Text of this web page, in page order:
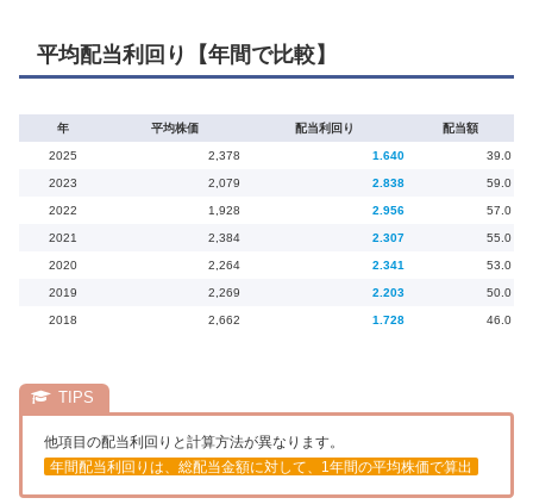
平均配当利回り【年間で比較】
年 平均株価 配当利回り 配当額
2025 2,378 1.640 39.0
2023 2,079 2.838 59.0
2022 1,928 2.956 57.0
2021 2,384 2.307 55.0
2020 2,264 2.341 53.0
2019 2,269 2.203 50.0
2018 2,662 1.728 46.0
他項目の配当利回りと計算方法が異なります。
年間配当利回りは、総配当金額に対して、1年間の平均株価で算出